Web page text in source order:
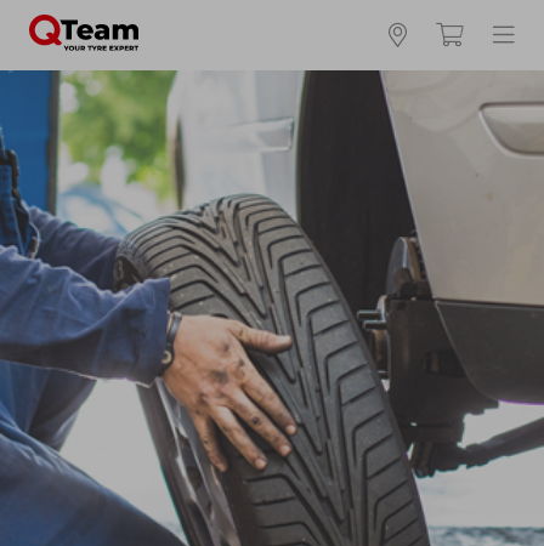
Kies en bestel uw banden online
Waar vind ik mijn bandenmaat?
Zomerbanden
4 seizoenen
Winterbanden
Breedte *
Hoogte *
Inch *